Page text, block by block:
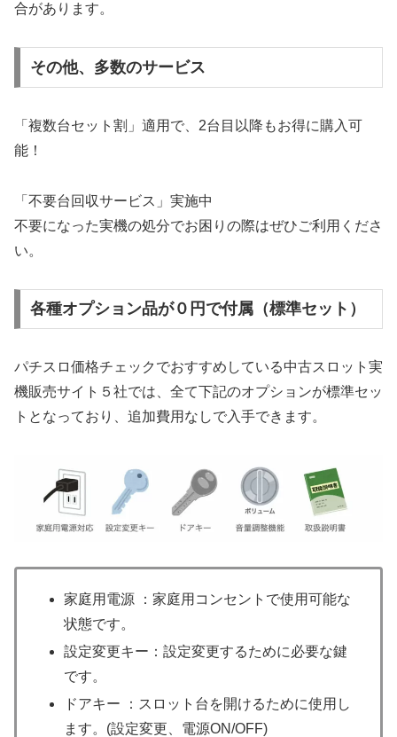
合があります。
その他、多数のサービス
「複数台セット割」適用で、2台目以降もお得に購入可
能！
「不要台回収サービス」実施中
不要になった実機の処分でお困りの際はぜひご利用くださ
い。
各種オプション品が０円で付属（標準セット）
パチスロ価格チェックでおすすめしている中古スロット実
機販売サイト５社では、全て下記のオプションが標準セッ
トとなっており、追加費用なしで入手できます。
家庭用電源 ：家庭用コンセントで使用可能な
状態です。
設定変更キー：設定変更するために必要な鍵
です。
ドアキー ：スロット台を開けるために使用し
ます。(設定変更、電源ON/OFF)